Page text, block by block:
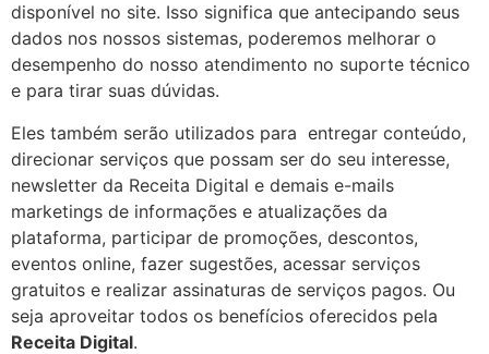
disponível no site. Isso significa que antecipando seus
dados nos nossos sistemas, poderemos melhorar o
desempenho do nosso atendimento no suporte técnico
e para tirar suas dúvidas.
Eles também serão utilizados para entregar conteúdo,
direcionar serviços que possam ser do seu interesse,
newsletter da Receita Digital e demais e-mails
marketings de informações e atualizações da
plataforma, participar de promoções, descontos,
eventos online, fazer sugestões, acessar serviços
gratuitos e realizar assinaturas de serviços pagos. Ou
seja aproveitar todos os benefícios oferecidos pela
Receita Digital.